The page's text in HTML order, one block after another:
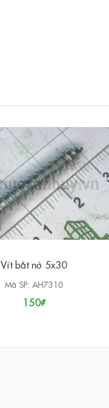
Vít bắt nở 5x30
Mã SP: AH7310
150₫